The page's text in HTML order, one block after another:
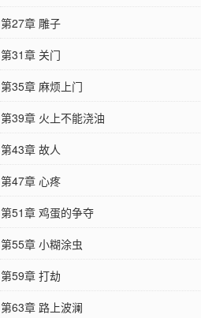
第27章 雕子
第31章 关门
第35章 麻烦上门
第39章 火上不能浇油
第43章 故人
第47章 心疼
第51章 鸡蛋的争夺
第55章 小糊涂虫
第59章 打劫
第63章 路上波澜